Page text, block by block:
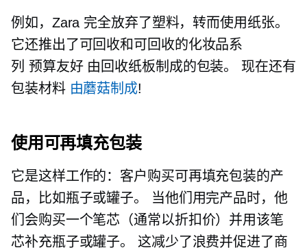
例如，Zara 完全放弃了塑料，转而使用纸张。
它还推出了可回收和可回收的化妆品系
列 预算友好由回收纸板制成的包装。 现在还有
包装材料 由蘑菇制成!
使用可再填充包装
它是这样工作的：客户购买可再填充包装的产
品，比如瓶子或罐子。 当他们用完产品时，他
们会购买一个笔芯（通常以折扣价）并用该笔
芯补充瓶子或罐子。 这减少了浪费并促进了商